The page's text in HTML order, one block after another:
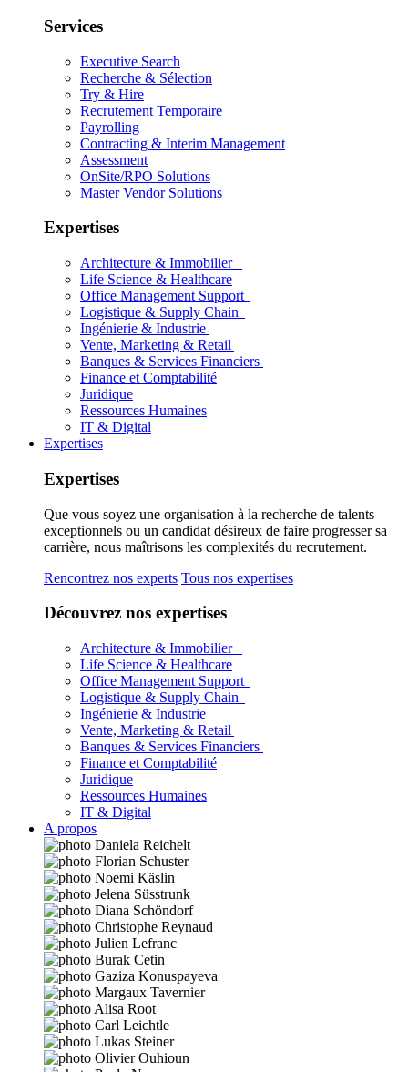
Services
Executive Search
Recherche & Sélection
Try & Hire
Recrutement Temporaire
Payrolling
Contracting & Interim Management
Assessment
OnSite/RPO Solutions
Master Vendor Solutions
Expertises
Architecture & Immobilier
Life Science & Healthcare
Office Management Support
Logistique & Supply Chain
Ingénierie & Industrie
Vente, Marketing & Retail
Banques & Services Financiers
Finance et Comptabilité
Juridique
Ressources Humaines
IT & Digital
Expertises
Expertises
Que vous soyez une organisation à la recherche de talents
exceptionnels ou un candidat désireux de faire progresser sa
carrière, nous maîtrisons les complexités du recrutement.
Rencontrez nos experts Tous nos expertises
Découvrez nos expertises
Architecture & Immobilier
Life Science & Healthcare
Office Management Support
Logistique & Supply Chain
Ingénierie & Industrie
Vente, Marketing & Retail
Banques & Services Financiers
Finance et Comptabilité
Juridique
Ressources Humaines
IT & Digital
A propos